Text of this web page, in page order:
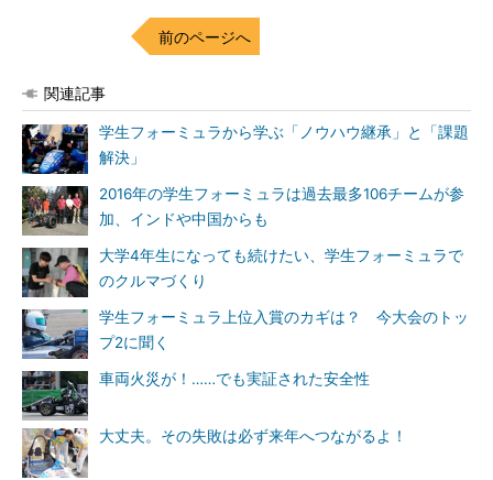
前のページへ
関連記事
学生フォーミュラから学ぶ「ノウハウ継承」と「課題
解決」
2016年の学生フォーミュラは過去最多106チームが参
加、インドや中国からも
大学4年生になっても続けたい、学生フォーミュラで
のクルマづくり
学生フォーミュラ上位入賞のカギは？ 今大会のトッ
プ2に聞く
車両火災が！……でも実証された安全性
大丈夫。その失敗は必ず来年へつながるよ！